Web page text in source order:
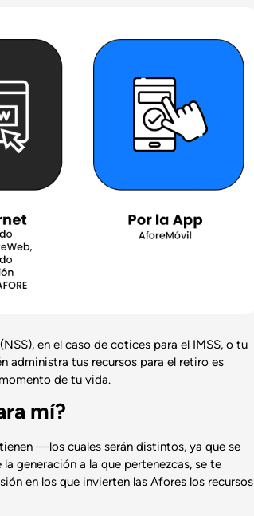
en el caso de cotices para el IMSS, o tu
administra tus recursos para el retiro es
de tu vida.
mí?
—los cuales serán distintos, ya que se
generación a la que pertenezcas, se te
en los que invierten las Afores los recursos